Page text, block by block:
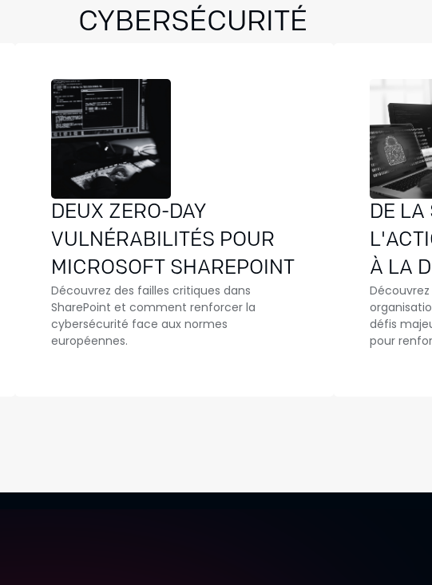
CYBERSÉCURITÉ
DEUX ZERO-DAY
VULNÉRABILITÉS POUR
MICROSOFT SHAREPOINT
Découvrez des failles critiques dans
SharePoint et comment renforcer la
cybersécurité face aux normes
européennes.
DE LA
À LA
défis
pour